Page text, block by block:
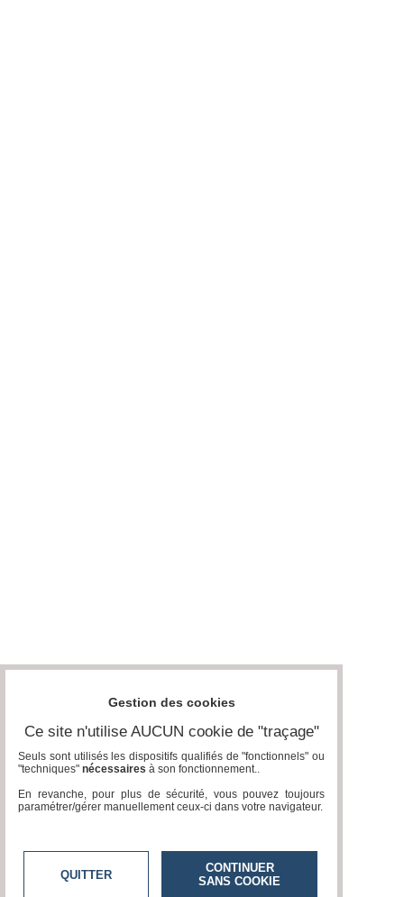
Gestion des cookies
Ce site n'utilise AUCUN cookie de "traçage"
Seuls sont utilisés les dispositifs qualifiés de "fonctionnels" ou
"techniques" nécessaires à son fonctionnement..
En revanche, pour plus de sécurité, vous pouvez toujours
paramétrer/gérer manuellement ceux-ci dans votre navigateur.
QUITTER
CONTINUER
SANS COOKIE